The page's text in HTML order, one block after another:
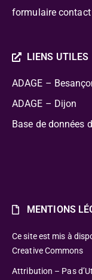
formulaire contact
LIENS UTILES
ADAGE –
ADAGE – Dijon
Base de données
MENTIONS
Ce site est mis à
Creative Commons
Attribution – Pas